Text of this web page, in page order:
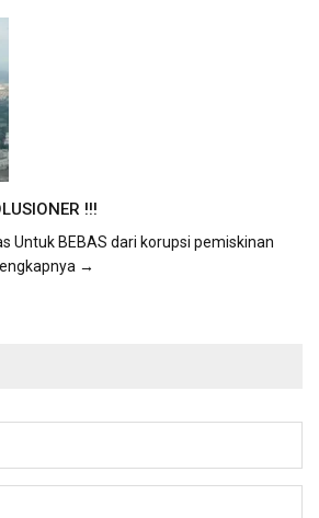
!!!
Untuk BEBAS dari korupsi pemiskinan
→